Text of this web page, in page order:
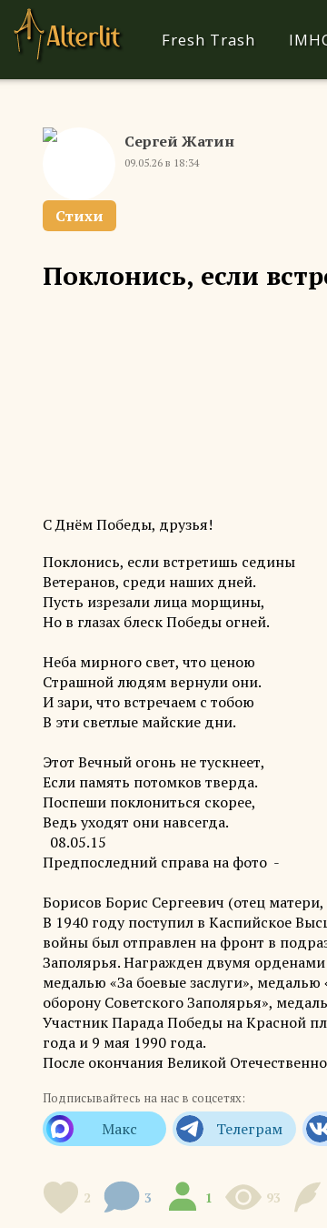
Fresh Trash
Сергей Жатин
09.05.26 в 18:34
Стихи
Поклонись, если
С Днём Победы, друзья!
Поклонись, если встретишь седины
Ветеранов, среди наших дней.
Пусть изрезали лица морщины,
Но в глазах блеск Победы огней.
Неба мирного свет, что ценою
Страшной людям вернули они.
И зари, что встречаем с тобою
В эти светлые майские дни.
Этот Вечный огонь не тускнеет,
Если память потомков тверда.
Поспеши поклониться скорее,
Ведь уходят они навсегда.
08.05.15
Предпоследний справа на фото -
Борисов Борис Сергеевич (отец
В 1940 году поступил в Каспийское
войны был отправлен на фронт в
Заполярья. Награжден двумя
медалью «За боевые заслуги»,
оборону Советского Заполярья»,
Участник Парада Победы на Красной
года и 9 мая 1990 года.
После окончания Великой
Подписывайтесь на нас в соцсетях:
2 3 1 93